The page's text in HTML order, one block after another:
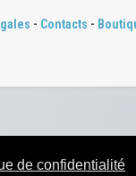
de confidentialité
- Contacts -